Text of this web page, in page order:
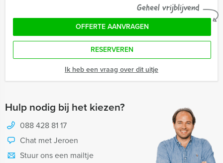
Geheel vrijblijvend
OFFERTE AANVRAGEN
RESERVEREN
Ik heb een vraag over dit uitje
Hulp nodig bij het kiezen?
088 428 81 17
Chat met Jeroen
Stuur ons een mailtje